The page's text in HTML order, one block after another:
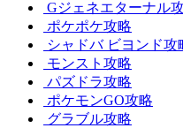
Gジェネエターナル
ポケポケ攻略
シャドバ ビヨンド攻
モンスト攻略
パズドラ攻略
ポケモンGO攻略
グラブル攻略